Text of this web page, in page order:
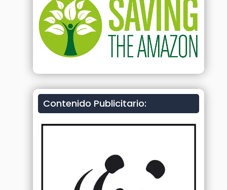
Contenido Publicitario: